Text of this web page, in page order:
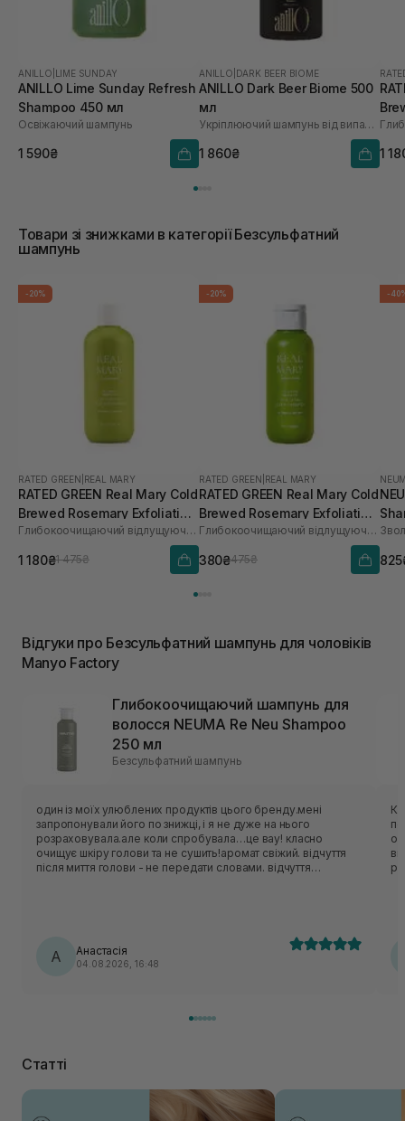
ANILLO LIME SUNDAY
ANILLO Lime Sunday Refresh
Shampoo 450 мл
Освіжаючий шампунь
1 590₴
ANILLO DARK BEER BIOME
ANILLO Dark Beer Biome 500
мл
Укріплюючий шампунь від випадіння волосся
1 860₴
1
Товари зі знижками в категорії Безсульфатний
шампунь
-20%
RATED GREEN REAL MARY
RATED GREEN Real Mary Cold
Brewed Rosemary Exfoliating
Scalp Shampoo 400 ml
Глибокоочищаючий відлущуючий шампунь з соком розмарину
1 180₴1 475₴
-20%
RATED GREEN REAL MARY
RATED GREEN Real Mary Cold
Brewed Rosemary Exfoliating
Scalp Shampoo 100 мл
Глибокоочищаючий відлущуючий шампунь з соком розмарину
380₴475₴
-
Відгуки про Безсульфатний шампунь для чоловіків
Manyo Factory
Глибокоочищаючий шампунь для
волосся NEUMA Re Neu Shampoo
250 мл
Безсульфатний шампунь
один із моїх улюблених продуктів цього бренду.мені
запропонували його по знижці, і я не дуже на нього
розраховувала.але коли спробувала…це вау! класно
очищує шкіру голови та не сушить!аромат свіжий. відчуття
після миття голови - не передати словами. відчуття
А Анастасія
04.08.2026, 16:48
Статті